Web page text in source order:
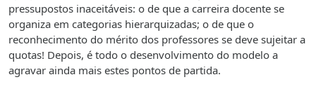
pressupostos inaceitáveis: o de que a carreira docente se
organiza em categorias hierarquizadas; o de que o
reconhecimento do mérito dos professores se deve sujeitar a
quotas! Depois, é todo o desenvolvimento do modelo a
agravar ainda mais estes pontos de partida.